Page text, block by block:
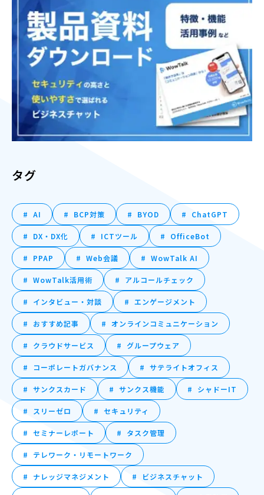
タグ
AI BCP対策 BYOD ChatGPT
DX・DX化 ICTツール OfficeBot
PPAP Web会議 WowTalk AI
WowTalk活用術 アルコールチェック
インタビュー・対談 エンゲージメント
おすすめ記事 オンラインコミュニケーション
クラウドサービス グループウェア
コーポレートガバナンス サテライトオフィス
サンクスカード サンクス機能 シャドーIT
スリーゼロ セキュリティ
セミナーレポート タスク管理
テレワーク・リモートワーク
ナレッジマネジメント ビジネスチャット